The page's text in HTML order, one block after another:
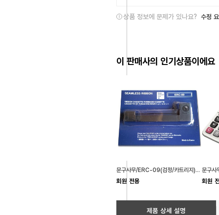
상품 정보에 문제가 있나요? 수정
이 판매사의 인기상품이에요
문구사무/ERC-09(검정/카트리지)X5개
회원 전용 회원
제품 상세 설명